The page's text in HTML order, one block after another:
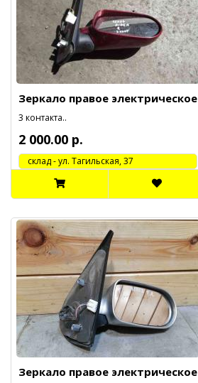
Зеркало правое электрическое
3 контакта..
2 000.00 р.
cклад - ул. Тагильская, 37
Зеркало правое электрическое